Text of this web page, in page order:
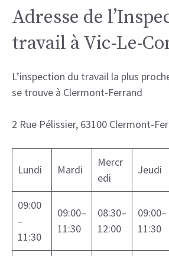
Adresse de
travail à Vic-Le-
L’inspection du travail la plus
se trouve à Clermont-Ferrand
2 Rue Pélissier, 63100 Clermont-
Lundi Mardi
Mercr
edi
Jeudi
09:00
–
11:30
09:00–
11:30
08:30–
12:00
09:00–
11:30